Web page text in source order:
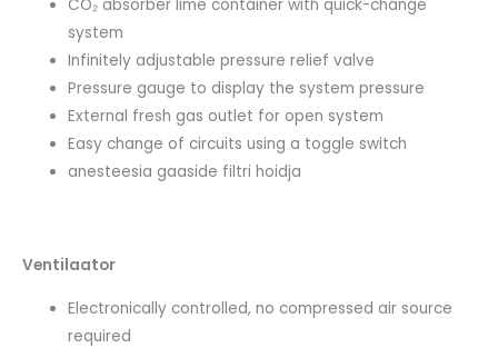
CO₂ absorber lime container with quick-change
system
Infinitely adjustable pressure relief valve
Pressure gauge to display the system pressure
External fresh gas outlet for open system
Easy change of circuits using a toggle switch
anesteesia gaaside filtri hoidja
Ventilaator
Electronically controlled, no compressed air source
required